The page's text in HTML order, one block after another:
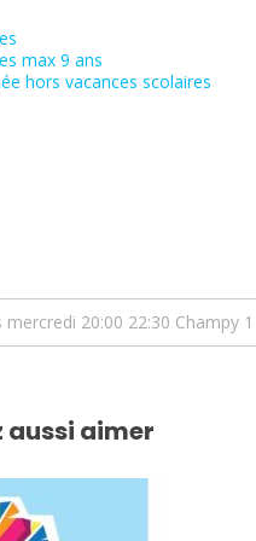
max 9 ans
hors vacances scolaires
20:00 22:30 Champy 1
aussi aimer